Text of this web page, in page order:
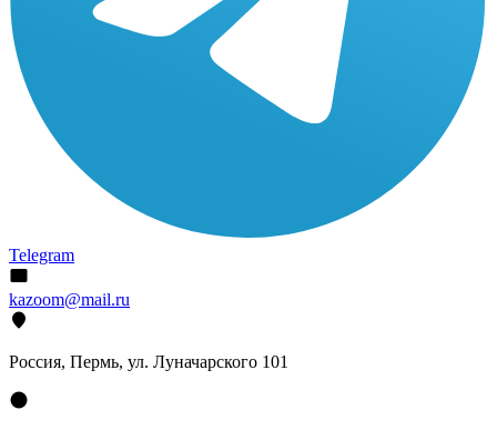
Telegram
kazoom@mail.ru
Россия, Пермь, ул. Луначарского 101